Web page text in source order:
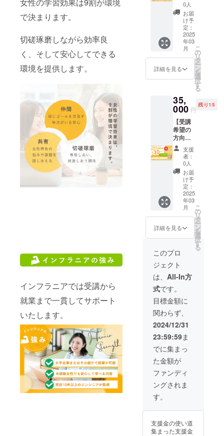
女性の学習効果は9割が環境
で決まります。
切磋琢磨しながら効率良
く、そして安心してできる
環境を提供します。
インフラニアでは受講から
就業まで一貫してサポート
いたします。
は各自
で準備
をお願
いしま
す。 受
講生都
合で
キャン
セルの
くださ
い。 ■
免責事
項 モニ
ターは
満足度
を保証
するも
のでは
ありま
せん
が、全
力でサ
ポート
いたし
ます。
受講困
振替対
討しま
す。 ご
要望な
どは備
考欄に
ご記載
くださ
い。
め）。
フィー
ドバッ
クは匿
名性を
保った
形で使
用しま
す。 定
員に達
第、募
集を締
め切り
ます。
受講環
境（パ
ソコ
ン・イ
ンター
ネット
回線）
は各自
で準備
をお願
いしま
す。 受
講生都
セルの
場合、
事前に
ご連絡
くださ
い。 ■
免責事
項 モニ
ターは
満足度
を保証
するも
のでは
ありま
せん
が、全
力でサ
ポート
受講困
難な場
合は、
はな
し） 修
了後に
参加証
明書を
発行 ■
注意事
項 講義
内容は
記録・
対象と
なる場
合があ
ります
（内部
改善の
た
め）。
フィー
ドバッ
クは匿
名性を
保った
形で使
用しま
す。 定
員に達
し次
第、募
集を締
め切り
ます。
受講環
境（パ
ソコ
ン・イ
ンター
ネット
回線）
は各自
で準備
をお願
いしま
す。 受
講生都
合で
キャン
事前に
くださ
い。 ■
コース
を選択
し受講
簡単な
アン
ケート
に随時
ご協力
くださ
い ■モ
特典 希
望者に
就業サ
ポート
を提供
（就業
の保証
はな
し） 修
了後に
参加証
明書を
発行 ■
注意事
項 講義
内容は
記録・
録画の
対象と
なる場
合があ
ります
（内部
改善の
た
め）。
フィー
ドバッ
クは匿
名性を
保った
形で使
用しま
す。 定
員に達
し次
第、募
ます。
境（パ
ソコ
※オリジ
ナル
グッズ
の写真
は現段
階での
イメー
す。デ
ザイン
ズなど
が異な
ること
があり
ますの
で予め
ご了承
くださ
い。
【メル
マガ配
信】 ・
提供方
法：
メール
で送付
・配信
頻度：
不定期
で月に
数回行
う予定
【オリ
ジナル
PR動画
作成】
→この
リター
ンは任
意で
す。 自
己紹介
や企業
の商品
PRなど
を決め
ます。
詳細は
決めさ
せてい
W50×H
50mm
素材：
アート
紙、ク
ラフト
セパ ※
ナル
グッズ
するた
め、お
名前・
お届け
先住
所・電
話番号
を入力
して下
さい。
※オリジ
ナル
グッズ
の写真
は現段
階での
イメー
ジで
す。デ
ザイン
やサイ
ズなど
が異な
ること
があり
ますの
で予め
ご了承
くださ
い。
【メル
マガ配
信】 ・
提供方
法：
メール
で送付
・配信
数回行
う予定
input/U
SBタイ
プC、
output/
USBタ
イプA
素材：
ABS、
ケーブ
PVC
USB規
格：2.0
PSE試
験合格
品 【ス
テッ
カー】
サイ
ズ：
W50×H
50mm
素材：
アート
紙、ク
ラフト
セパ ※
オリジ
ナル
グッズ
を送付
するた
め、お
名前・
お届け
先住
所・電
話番号
を入力
して下
さい。
※オリジ
ナル
グッズ
の写真
は現段
階での
イメー
やサイ
ズなど
5V/2A
（最
大） 付
属：充
電用
コード
(USBタ
C/USB
タイプ
ポー
ト：
input/U
SBタイ
プC、
output/
USBタ
イプA
素材：
本体は
ABS、
ケーブ
ルは
PVC
USB規
格：2.0
PSE試
験合格
品 【ス
テッ
カー】
サイ
ズ：
W50×H
50mm
素材：
アート
紙、ク
ラフト
セパ ※
オリジ
ナル
グッズ
を送付
するた
め、お
名前・
お届け
を入力
して下
名前を
掲載さ
せてい
ただき
ます。
【モバ
イル充
容量：
3.7V/50
Wh）1
～2回充
電可能
入力：
5V/2A
（最
大） 出
力：
5V/2A
（最
大） 付
属：充
電用
コード
(USBタ
C/USB
タイプ
ポー
ト：
input/U
SBタイ
プC、
output/
USBタ
イプA
素材：
本体は
ABS、
ケーブ
ルは
PVC
USB規
格：2.0
PSE試
験合格
サイ
ズ：
ズ：
W50×H
50mm
素材：
アート
紙、ク
ラフト
オリジ
ナル
するた
め、お
名前・
お届け
先住
所・電
話番号
を入力
して下
さい。
※オリジ
ナル
グッズ
の写真
は現段
イメー
ジで
ザイン
やサイ
ズなど
が異な
ること
があり
ますの
で予め
ご了承
くださ
い。 そ
の他ご
要望な
どは備
考欄に
ご記載
くださ
い。
内容を
ご覧く
ださ
い。
【オリ
ジナル
グッ
ズ】 ・
本体サ
0×110
mm･持
ち手/約
20×320
mm、
・容
量：約
5L ・素
材：植
物繊維
(ジュー
ト)、他
※オリジ
ナル
グッズ
を送付
するた
お届け
所・電
話番号
を入力
して下
さい。
【カウ
ンセリ
ング】
概要：1
時間程
度 ・有
効期
限：25
年5月末
まで ・
ンライ
ン
（zoom
ス：限
定15名
様 - ス
クール
入会金
50%OF
F + カウ
ンセリ
ング+オ
リジナ
ルグッ
講料に
ついて
はプロ
ジェク
トペー
ジの
コース
内容を
ご覧く
ださ
い。
【オリ
ジナル
グッ
ズ】 ・
本体サ
イズ：
0×110
mm･持
ち手/約
20×320
mm、
・容
量：約
5L ・素
材：植
物繊維
(ジュー
ト)、他
※オリジ
ナル
グッズ
を送付
するた
め、お
先住
所・電
話番号
0人
お届
け予
定：
2025
年03
月
詳細を見る
こ
の
リ
タ
ー
ン
を
選
択
す
る
35,
000 円
残り15
【受講
希望の
方向
け】お
得コー
ス：限
定15名
様 - ス
クール
入会金
30%OF
F + カウ
ンセリ
ング+オ
リジナ
ルグッ
ズ ※受
講料に
ついて
はプロ
ジェク
トペー
ジの
コース
内容を
ご覧く
ださ
い。
【オリ
ジナル
グッ
ズ】 ・
本体サ
イズ：
0×110
ち手/約
20×320
支援
者：
0人
お届
け予
定：
2025
年03
月
詳細を見る
こ
の
リ
タ
ー
ン
を
選
択
す
る
このプロ
ジェクト
は、 All-In方
式です。
目標金額に
関わらず、
2024/12/31
23:59:59ま
でに集まっ
た金額が
ファンディ
ングされま
す。
支援金の使い道
集まった支援金